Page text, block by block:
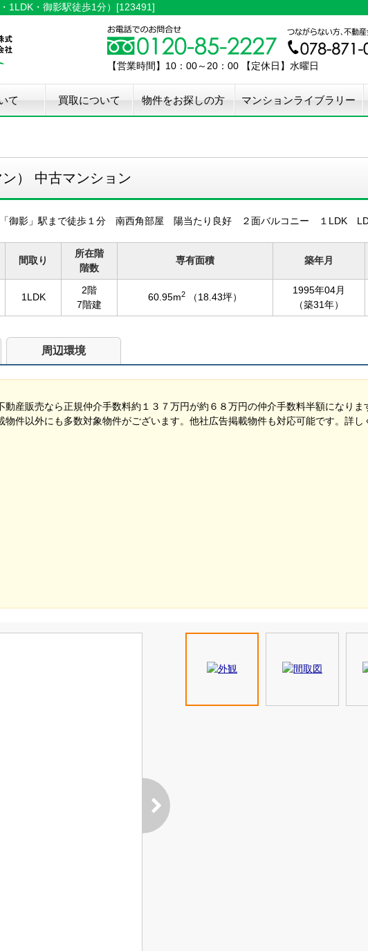
1LDK・御影駅徒歩1分）[123491]
【営業時間】10：00～20：00 【定休日】水曜日
て 買取について 物件をお探しの方 マンションライブラリー
） 中古マンション
御影」駅まで徒歩１分 南西角部屋 陽当たり良好 ２面バルコニー １LDK
間取り
所在階
階数
専有面積 築年月
1LDK
2階
7階建
60.95m2 （18.43坪）
1995年04月
（築31年）
周辺環境
動産販売なら正規仲介手数料約１３７万円が約６８万円の仲介手数料半額になり
件以外にも多数対象物件がございます。他社広告掲載物件も対応可能です。詳し